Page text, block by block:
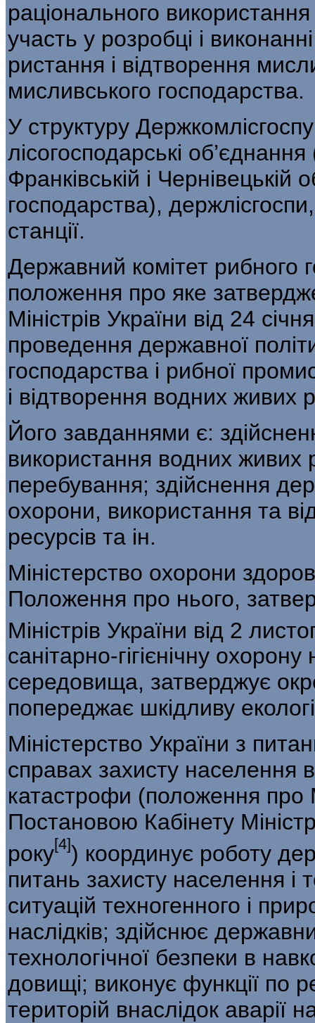
раціонального використання
участь у розробці і
ристання і відтворення
мисливського господарства.
У структуру
лісогос­подарські
Франківській і
господарства), держлісгоспи,
станції.
Державний комітет рибного
положення про яке
Міністрів України від 24
проведення державної
господарства і рибної
і відтворення водних живих
Його завданнями є:
викорис­тання водних живих
перебування; здійснення
охорони, використання та
ресурсів та ін.
Міністерство охорони
Положен­ня про нього,
Міністрів Украї­ни від 2
санітарно-гігієнічну
середовища, затверджує
попереджає шкідливу
Міністерство України з
спра­вах захисту населення
катастрофи (положення про
Постановою Кабінету
року[4]) координує роботу
питань захисту населення і
ситуацій техногенного і
наслідків; здійснює
технологічної безпеки в
довищі; виконує функції по
територій вна­слідок аварії